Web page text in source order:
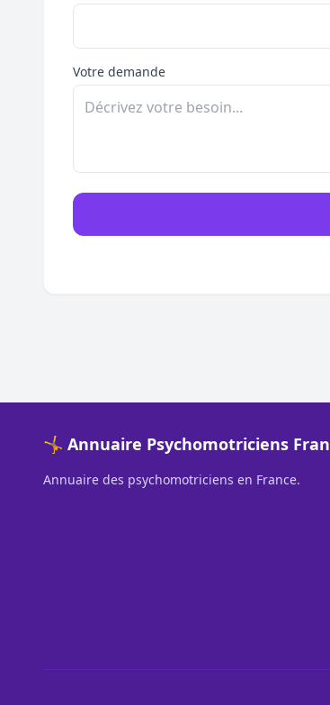
Votre demande
🤸 Annuaire Psychomotriciens
Annuaire des psychomotriciens en France.